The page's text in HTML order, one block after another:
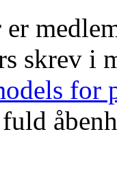
er
skrev i
for